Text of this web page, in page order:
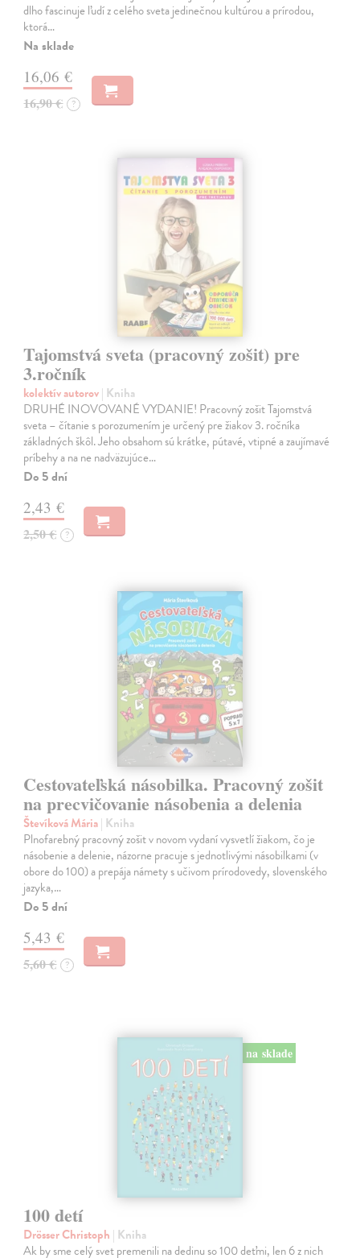
dlho fascinuje ľudí z celého sveta jedinečnou kultúrou a prírodou,
ktorá…
Na sklade
16,06 €
16,90 € ?
Tajomstvá sveta (pracovný zošit) pre
3.ročník
kolektív autorov| Kniha
DRUHÉ INOVOVANÉ VYDANIE! Pracovný zošit Tajomstvá
sveta – čítanie s porozumením je určený pre žiakov 3. ročníka
základných škôl. Jeho obsahom sú krátke, pútavé, vtipné a zaujímavé
príbehy a na ne nadväzujúce…
Do 5 dní
2,43 €
2,50 € ?
Cestovateľská násobilka. Pracovný zošit
na precvičovanie násobenia a delenia
Števíková Mária| Kniha
Plnofarebný pracovný zošit v novom vydaní vysvetlí žiakom, čo je
násobenie a delenie, názorne pracuje s jednotlivými násobilkami (v
obore do 100) a prepája námety s učivom prírodovedy, slovenského
jazyka,…
Do 5 dní
5,43 €
5,60 € ?
na sklade
100 detí
Drösser Christoph | Kniha
Ak by sme celý svet premenili na dedinu so 100 deťmi, len 6 z nich